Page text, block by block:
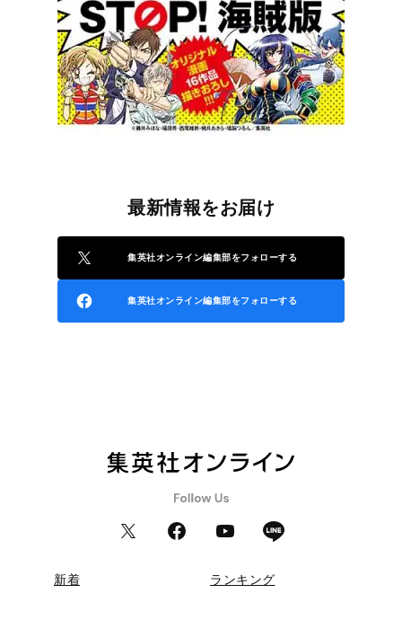
最新情報をお届け
集英社オンライン編集部をフォローする
集英社オンライン編集部をフォローする
新着 ランキング